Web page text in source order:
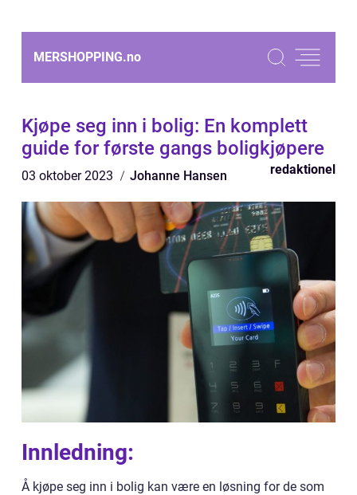
MERSHOPPING.no
Kjøpe seg inn i bolig: En komplett
guide for første gangs boligkjøpere
03 oktober 2023 Johanne Hansen redaktionel
Innledning:
Å kjøpe seg inn i bolig kan være en løsning for de som